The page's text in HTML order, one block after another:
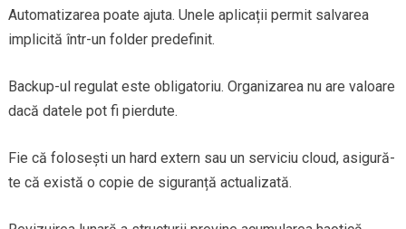
Automatizarea poate ajuta. Unele aplicații permit salvarea
implicită într-un folder predefinit.
Backup-ul regulat este obligatoriu. Organizarea nu are valoare
dacă datele pot fi pierdute.
Fie că folosești un hard extern sau un serviciu cloud, asigură-
te că există o copie de siguranță actualizată.